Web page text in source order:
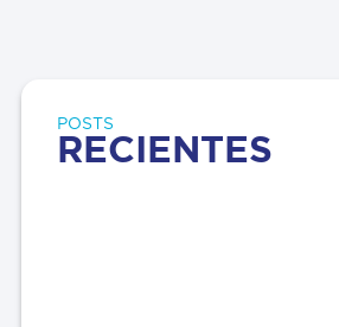
POSTS
RECIENTES